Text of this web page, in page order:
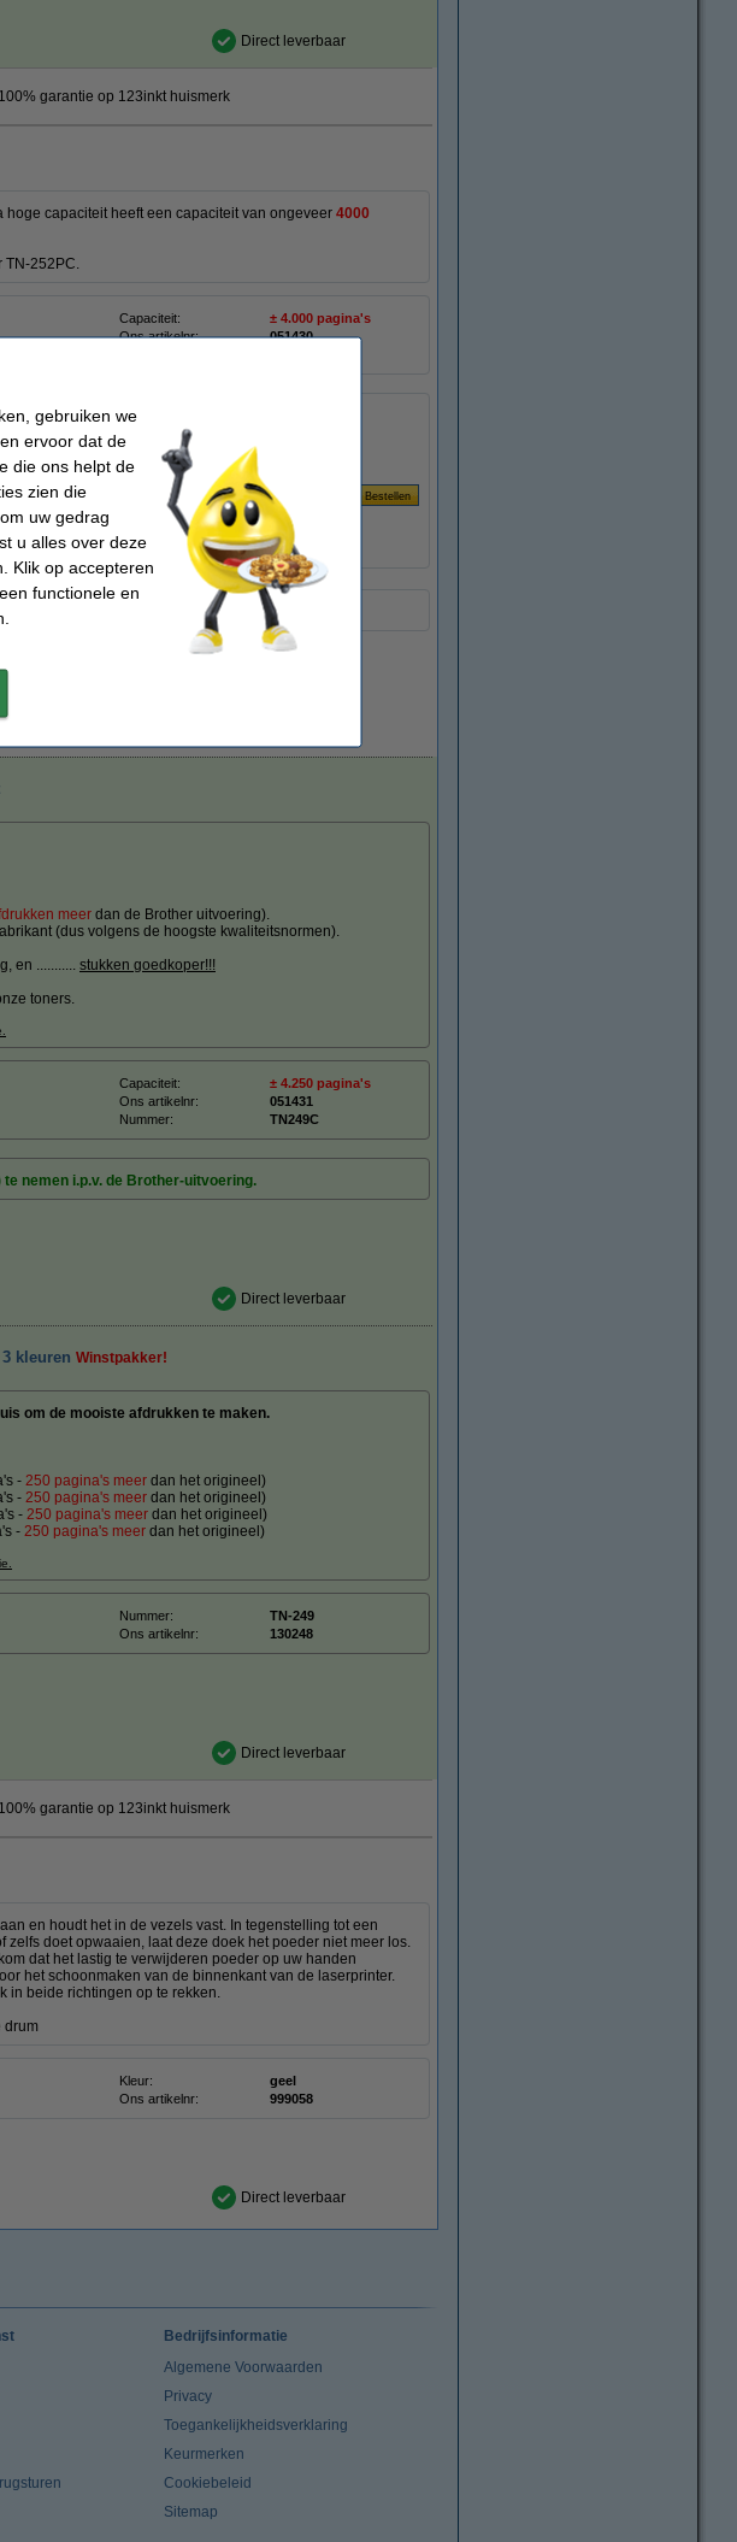
Direct leverbaar
100% garantie op 123inkt huismerk
capaciteit heeft een capaciteit van ongeveer 4000
TN-252PC.
Capaciteit:
± 4.000 pagina's
Ons artikelnr:
051430
.
249C toner cyaan extra hoge
€ 0,023
te nemen.
meer dan de Brother uitvoering).
(dus volgens de hoogste kwaliteitsnormen).
en ........... stukken goedkoper!!!
toners.
Capaciteit:
± 4.250 pagina's
Ons artikelnr:
051431
Nummer: TN249C
nemen i.p.v. de Brother-uitvoering.
Direct leverbaar
kleuren Winstpakker!
om de mooiste afdrukken te maken.
- 250 pagina's meer dan het origineel)
- 250 pagina's meer dan het origineel)
- 250 pagina's meer dan het origineel)
- 250 pagina's meer dan het origineel)
Nummer:
TN-249
Ons artikelnr: 130248
Direct leverbaar
100% garantie op 123inkt huismerk
en houdt het in de vezels vast. In tegenstelling tot een
doet opwaaien, laat deze doek het poeder niet meer los.
dat het lastig te verwijderen poeder op uw handen
het schoonmaken van de binnenkant van de laserprinter.
in beide richtingen op te rekken.
drum
Kleur:
geel
Ons artikelnr: 999058
Direct leverbaar
Bedrijfsinformatie
Algemene Voorwaarden
Privacy
Toegankelijkheidsverklaring
Keurmerken
Cookiebeleid
Sitemap
gebruiken we
ervoor dat de
die ons helpt de
zien die
uw gedrag
u alles over deze
Klik op accepteren
functionele en